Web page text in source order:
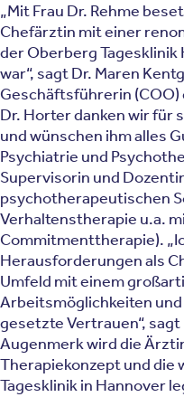
„Mit Frau Dr. Rehme
Chefärztin mit einer
der Oberberg
war“, sagt Dr. Maren
Geschäftsführerin
Dr. Horter danken wir für
und wünschen ihm alles
Psychiatrie und
Supervisorin und
psychotherapeutischen
Verhaltenstherapie u.a.
Commitmenttherapie).
Herausforderungen als
Umfeld mit einem
Arbeitsmöglichkeiten und
gesetzte Vertrauen“,
Augenmerk wird die
Therapiekonzept und die
Tagesklinik in Hannover